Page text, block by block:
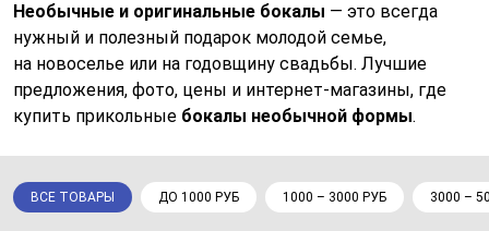
Необычные и оригинальные бокалы — это всегда
нужный и полезный подарок молодой семье,
на новоселье или на годовщину свадьбы. Лучшие
предложения, фото, цены и интернет-магазины, где
купить прикольные бокалы необычной формы.
ВСЕ ТОВАРЫ ДО 1000 РУБ 1000 – 3000 РУБ 3000 –